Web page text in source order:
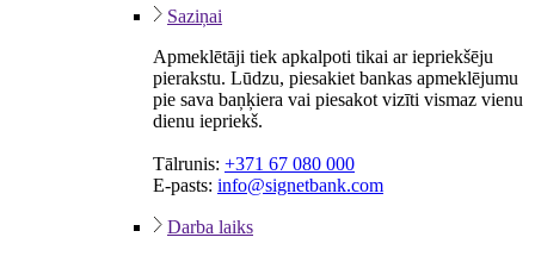
Saziņai
Apmeklētāji tiek apkalpoti tikai ar iepriekšēju
pierakstu. Lūdzu, piesakiet bankas apmeklējumu
pie sava baņķiera vai piesakot vizīti vismaz vienu
dienu iepriekš.
Tālrunis: +371 67 080 000
E-pasts: info@signetbank.com
Darba laiks